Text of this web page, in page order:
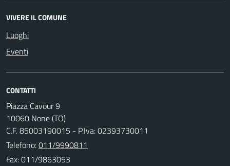
VIVERE IL COMUNE
Luoghi
Eventi
CONTATTI
Piazza Cavour 9
10060 None (TO)
C.F. 85003190015 - P.Iva: 02393730011
Telefono:011/9990811
Fax: 011/9863053